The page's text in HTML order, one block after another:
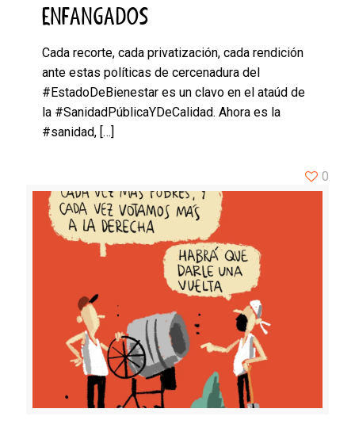
ENFANGADOS
Cada recorte, cada privatización, cada rendición
ante estas políticas de cercenadura del
#EstadoDeBienestar es un clavo en el ataúd de
la #SanidadPúblicaYDeCalidad. Ahora es la
#sanidad, […]
0